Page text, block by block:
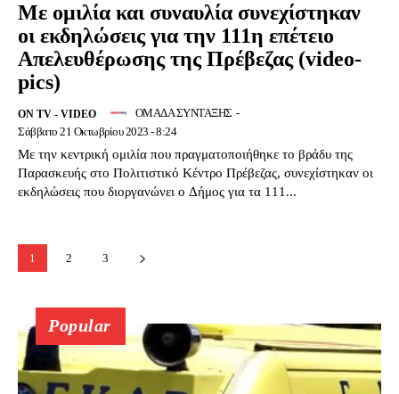
Με ομιλία και συναυλία συνεχίστηκαν
οι εκδηλώσεις για την 111η επέτειο
Απελευθέρωσης της Πρέβεζας (video-
pics)
ON TV - VIDEO ΟΜΑΔΑ ΣΥΝΤΑΞΗΣ -
Σάββατο 21 Οκτωβρίου 2023 - 8:24
Με την κεντρική ομιλία που πραγματοποιήθηκε το βράδυ της
Παρασκευής στο Πολιτιστικό Κέντρο Πρέβεζας, συνεχίστηκαν οι
εκδηλώσεις που διοργανώνει ο Δήμος για τα 111...
1 2 3
Popular